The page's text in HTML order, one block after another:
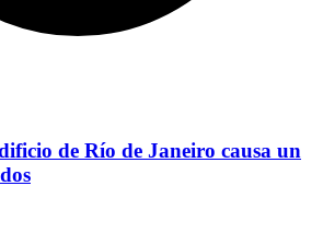
de Río de Janeiro causa un